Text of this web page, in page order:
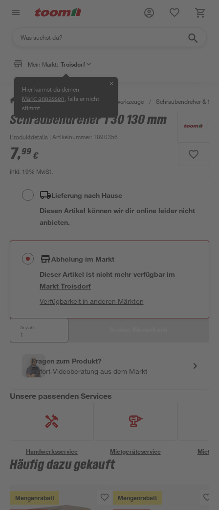
Mein Markt: Troisdorf
Hier kannst du deinen
Markt anpassen , falls er nicht
stimmt.
✕
/ Werkstatt & Maschinen / Handwerkzeuge / Schraubendreher &
Schraubendreher T30 130 mm
Produktdetails | Artikelnummer: 1890356
7,99 €
inkl. 19% MwSt.
Lieferung nach Hause
Diesen Artikel können wir dir online leider nicht
anbieten.
Abholung im Markt
Dieser Artikel ist nicht mehr verfügbar im
MarktTroisdorf
Verfügbarkeit in anderen Märkten
Anzahl:
Fragen zum Produkt?
Sofort-Videoberatung aus dem Markt
Unsere passenden Services
Handwerksservice Mietgeräteservice
Häufig dazu gekauft
Mengenrabatt Mengenrabatt